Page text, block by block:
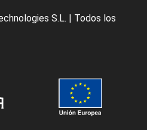
S.L. | Todos los